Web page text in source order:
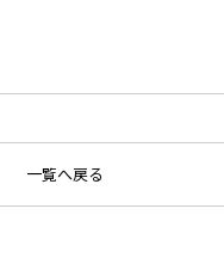
一覧へ戻る